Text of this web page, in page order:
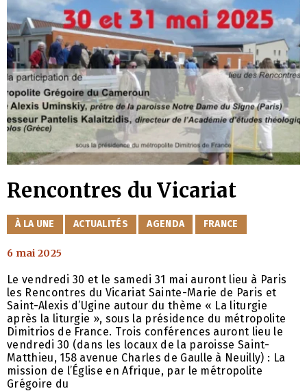
Rencontres du Vicariat
CATÉGORIES
À LA UNE ACTUALITÉS AGENDA FRANCE
6 mai 2025
Le vendredi 30 et le samedi 31 mai auront lieu à Paris
les Rencontres du Vicariat Sainte-Marie de Paris et
Saint-Alexis d’Ugine autour du thème « La liturgie
après la liturgie », sous la présidence du métropolite
Dimitrios de France. Trois conférences auront lieu le
vendredi 30 (dans les locaux de la paroisse Saint-
Matthieu, 158 avenue Charles de Gaulle à Neuilly) : La
mission de l’Église en Afrique, par le métropolite
Grégoire du